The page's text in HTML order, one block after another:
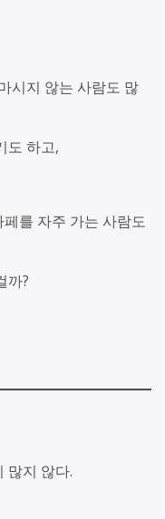
시지 않는 사람도 많
도 하고,
를 자주 가는 사람도
까?
많지 않다.